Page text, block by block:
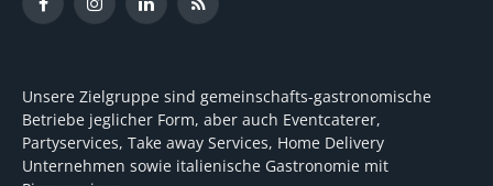
FacebookInstagramLinkedInRSS
Unsere Zielgruppe sind gemeinschafts-gastronomische
Betriebe jeglicher Form, aber auch Eventcaterer,
Partyservices, Take away Services, Home Delivery
Unternehmen sowie italienische Gastronomie mit